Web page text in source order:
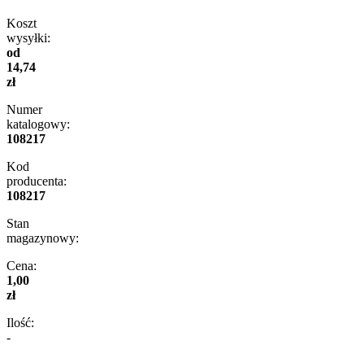
Koszt
wysyłki:
od
14,74
zł
Numer
katalogowy:
108217
Kod
producenta:
108217
Stan
magazynowy:
Cena:
1,00
zł
Ilość:
-